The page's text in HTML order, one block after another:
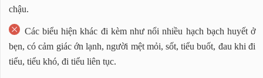
chậu.
Các biểu hiện khác đi kèm như nổi nhiều hạch bạch huyết ở
bẹn, có cảm giác ớn lạnh, người mệt mỏi, sốt, tiểu buốt, đau khi đi
tiểu, tiểu khó, đi tiểu liên tục.